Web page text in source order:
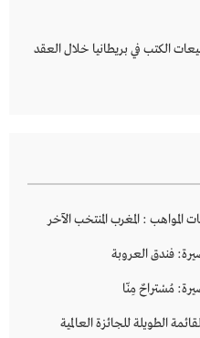
الكتب في بريطانيا خلال العقد
: المغرب المنتخب الآخر
فندق العروبة
مُسْتراحٌ مِنّا
الطويلة للجائزة العالمية